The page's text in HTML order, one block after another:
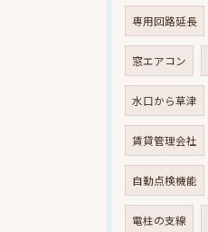
専用回路延長
窓エアコン
水口から草津
賃貸管理会社
自動点検機能
電柱の支線